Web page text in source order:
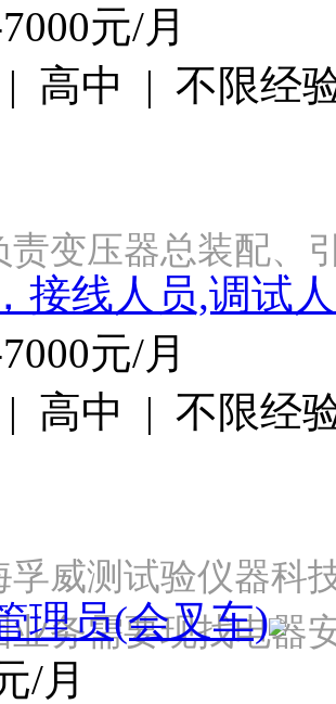
元/月
高中 | 不限经
责变压器总装配
接线人员,调试
元/月
高中 | 不限经
孚威测试验仪器科
业务需要现找电
理员(会叉车)
/月